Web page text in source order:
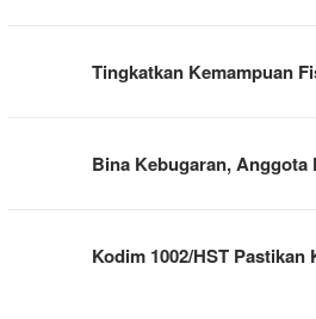
Tingkatkan Kemampuan
Bina Kebugaran,
Kodim 1002/HST